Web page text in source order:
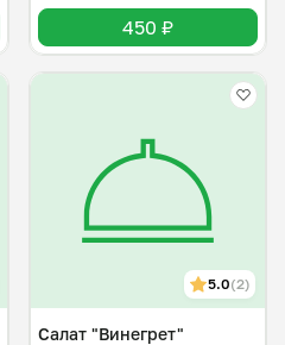
450 ₽
5.0(2)
Салат "Винегрет"